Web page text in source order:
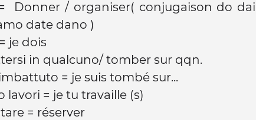
Donner / organiser( conjugaison do dai
date dano )
je dois
in qualcuno/ tomber sur qqn.
= je suis tombé sur...
lavori = je tu travaille (s)
= réserver